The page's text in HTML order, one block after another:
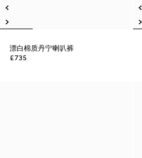
漂白棉质丹宁喇叭裤
£735